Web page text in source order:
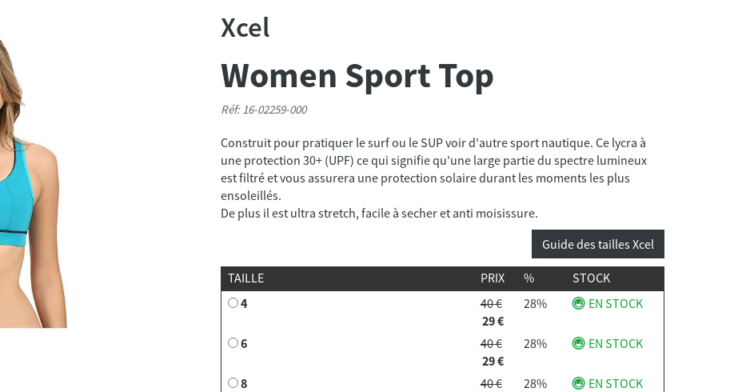
Xcel
Women Sport Top
Réf: 16-02259-000
Construit pour pratiquer le surf ou le SUP voir d'autre sport nautique. Ce lycra à
une protection 30+ (UPF) ce qui signifie qu'une large partie du spectre lumineux
est filtré et vous assurera une protection solaire durant les moments les plus
ensoleillés.
De plus il est ultra stretch, facile à secher et anti moisissure.
Guide des tailles Xcel
TAILLE PRIX %
STOCK
4
40 €
29 €
28% EN STOCK
6
40 €
29 €
28% EN STOCK
8
40 €
28% EN STOCK